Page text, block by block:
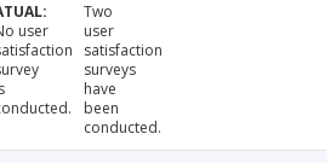
user
Two
user
satisfaction
surveys
have
been
conducted.